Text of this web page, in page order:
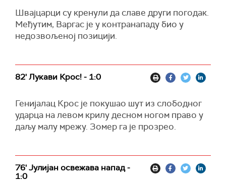
Швајцарци су кренули да славе други погодак.
Међутим, Варгас је у контранападу био у
недозвољеној позицији.
82' Лукави Крос! - 1:0
Генијалац Крос је покушао шут из слободног
ударца на левом крилу десном ногом право у
даљу малу мрежу. Зомер га је прозрео.
76' Јулијан освежава напад -
1:0